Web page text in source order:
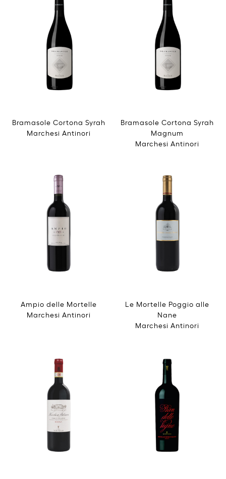
Bramasole Cortona Syrah
Marchesi Antinori
Bramasole Cortona Syrah
Magnum
Marchesi Antinori
Ampio delle Mortelle
Marchesi Antinori
Le Mortelle Poggio alle
Nane
Marchesi Antinori